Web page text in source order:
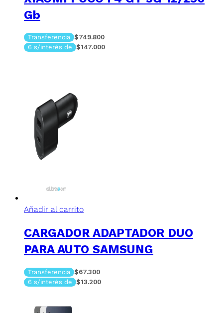
Gb
Transferencia $749.800
6 s/interés de $147.000
Añadir al carrito
CARGADOR ADAPTADOR DUO
PARA AUTO SAMSUNG
Transferencia $67.300
6 s/interés de $13.200